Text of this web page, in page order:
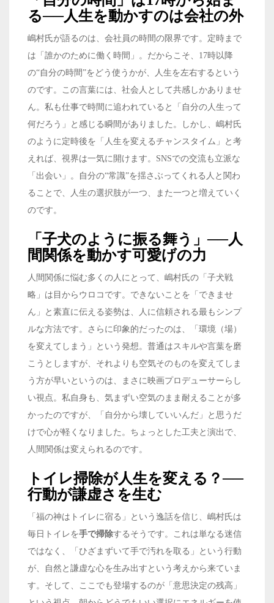
る──人生を動かすのは会社の外
嶋村氏が語るのは、会社員の時間の限界です。定時まで
は「誰かのために働く時間」。だからこそ、17時以降
の“自分の時間”をどう使うかが、人生を左右するという
のです。この言葉には、社会人として共感しかありませ
ん。私も仕事で時間に追われていると「自分の人生って
何だろう」と感じる瞬間がありました。しかし、嶋村氏
のように定時後を「人生を変えるチャンスタイム」と考
えれば、視界は一気に開けます。SNSでの交流も立派な
「出会い」。自分の“常識”を揺さぶってくれる人と関わ
ることで、人生の選択肢が一つ、また一つと増えていく
のです。
「子犬のように振る舞う」──人
間関係を動かす可愛げの力
人間関係に悩む多くの人にとって、嶋村氏の「子犬戦
略」は目からウロコです。できないことを「できませ
ん」と素直に伝える姿勢は、人に信頼される最もシンプ
ルな方法です。さらに印象的だったのは、「環境（場）
を変えてしまう」という発想。普通はスキルや言葉を磨
こうとしますが、それよりも空気そのものを変えてしま
う方が早いというのは、まさに映画プロデューサーらし
い視点。私自身も、気まずい空気のまま耐えることが多
かったのですが、「自分から壊していいんだ」と思うだ
けで心が軽くなりました。ちょっとした工夫と演出で、
人間関係は変えられるのです。
トイレ掃除が人生を変える？──
行動が謙虚さを生む
「福の神はトイレに宿る」という逸話を信じ、嶋村氏は
毎日トイレを手で掃除するそうです。これは単なる迷信
ではなく、「ひざまずいて手で汚れを取る」という行動
が、自然と謙虚な心を生み出すという考えから来ていま
す。そして、ここでも登場するのが「意思決定の残高」